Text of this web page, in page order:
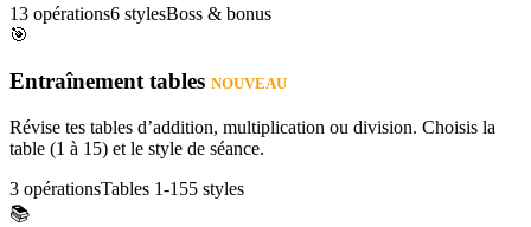
13 opérations6 stylesBoss & bonus
🎯
Entraînement tables NOUVEAU
Révise tes tables d’addition, multiplication ou division. Choisis la
table (1 à 15) et le style de séance.
3 opérationsTables 1-155 styles
📚